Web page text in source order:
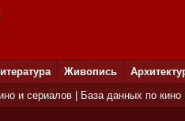
Живопись
и сериалов База данных по кино